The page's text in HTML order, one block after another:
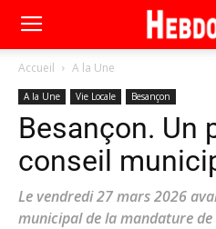
Accueil A la Une
A la Une Vie Locale Besançon
Besançon. Un
conseil
Le vendredi 27 mars 2026
municipal de la mandature